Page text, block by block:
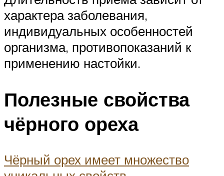
характера заболевания,
индивидуальных особенностей
организма, противопоказаний к
применению настойки.
Полезные свойства
чёрного ореха
Чёрный орех имеет множество